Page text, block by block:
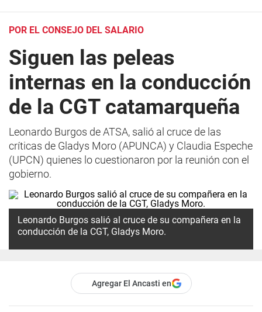
POR EL CONSEJO DEL SALARIO
Siguen las peleas
internas en la conducción
de la CGT catamarqueña
Leonardo Burgos de ATSA, salió al cruce de las
críticas de Gladys Moro (APUNCA) y Claudia Espeche
(UPCN) quienes lo cuestionaron por la reunión con el
gobierno.
Leonardo Burgos salió al cruce de su compañera en la
conducción de la CGT, Gladys Moro.
Agregar El Ancasti en